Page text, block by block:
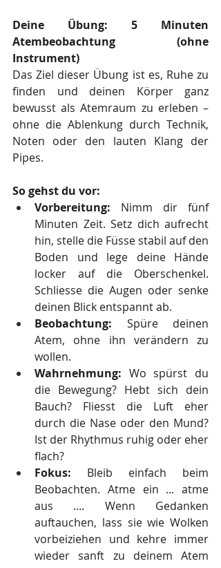
Deine Übung: 5 Minuten
Atembeobachtung (ohne
Instrument)
Das Ziel dieser Übung ist es, Ruhe zu
finden und deinen Körper ganz
bewusst als Atemraum zu erleben –
ohne die Ablenkung durch Technik,
Noten oder den lauten Klang der
Pipes.
So gehst du vor:
Vorbereitung: Nimm dir fünf
Minuten Zeit. Setz dich aufrecht
hin, stelle die Füsse stabil auf den
Boden und lege deine Hände
locker auf die Oberschenkel.
Schliesse die Augen oder senke
deinen Blick entspannt ab.
Beobachtung: Spüre deinen
Atem, ohne ihn verändern zu
wollen.
Wahrnehmung: Wo spürst du
die Bewegung? Hebt sich dein
Bauch? Fliesst die Luft eher
durch die Nase oder den Mund?
Ist der Rhythmus ruhig oder eher
flach?
Fokus: Bleib einfach beim
Beobachten. Atme ein ... atme
aus .... Wenn Gedanken
auftauchen, lass sie wie Wolken
vorbeiziehen und kehre immer
wieder sanft zu deinem Atem